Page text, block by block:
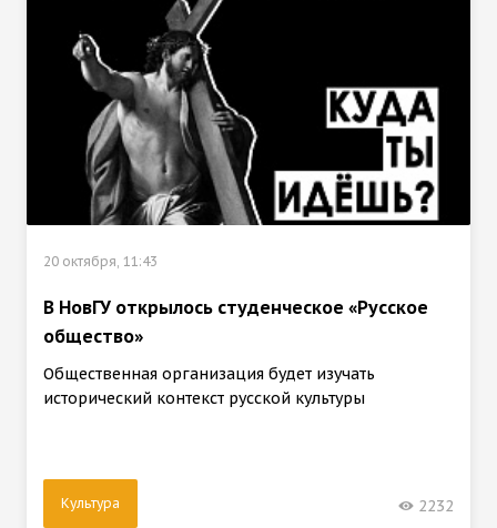
20 октября, 11:43
В НовГУ открылось студенческое «Русское
общество»
Общественная организация будет изучать
исторический контекст русской культуры
Культура 2232